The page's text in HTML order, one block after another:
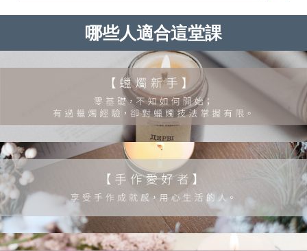
哪些人適合這堂課